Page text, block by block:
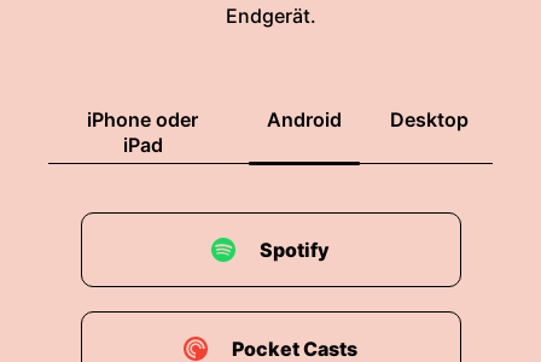
Endgerät.
iPhone oder
iPad
Android Desktop
Spotify
Pocket Casts